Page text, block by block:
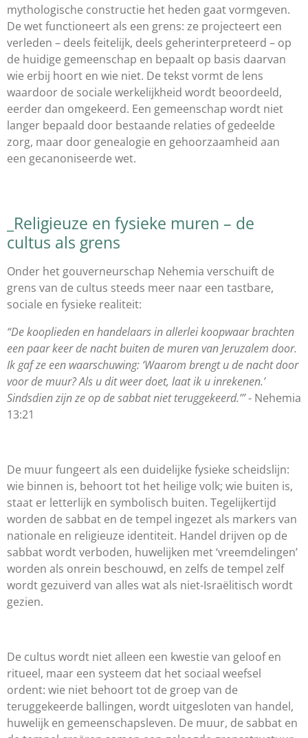
mythologische constructie het heden gaat vormgeven.
De wet functioneert als een grens: ze projecteert een
verleden – deels feitelijk, deels geherinterpreteerd – op
de huidige gemeenschap en bepaalt op basis daarvan
wie erbij hoort en wie niet. De tekst vormt de lens
waardoor de sociale werkelijkheid wordt beoordeeld,
eerder dan omgekeerd. Een gemeenschap wordt niet
langer bepaald door bestaande relaties of gedeelde
zorg, maar door genealogie en gehoorzaamheid aan
een gecanoniseerde wet.
_Religieuze en fysieke muren – de
cultus als grens
Onder het gouverneurschap Nehemia verschuift de
grens van de cultus steeds meer naar een tastbare,
sociale en fysieke realiteit:
“De kooplieden en handelaars in allerlei koopwaar brachten
een paar keer de nacht buiten de muren van Jeruzalem door.
Ik gaf ze een waarschuwing: ‘Waarom brengt u de nacht door
voor de muur? Als u dit weer doet, laat ik u inrekenen.’
Sindsdien zijn ze op de sabbat niet teruggekeerd.’”- Nehemia
13:21
De muur fungeert als een duidelijke fysieke scheidslijn:
wie binnen is, behoort tot het heilige volk; wie buiten is,
staat er letterlijk en symbolisch buiten. Tegelijkertijd
worden de sabbat en de tempel ingezet als markers van
nationale en religieuze identiteit. Handel drijven op de
sabbat wordt verboden, huwelijken met ‘vreemdelingen’
worden als onrein beschouwd, en zelfs de tempel zelf
wordt gezuiverd van alles wat als niet-Israëlitisch wordt
gezien.
De cultus wordt niet alleen een kwestie van geloof en
ritueel, maar een systeem dat het sociaal weefsel
ordent: wie niet behoort tot de groep van de
teruggekeerde ballingen, wordt uitgesloten van handel,
huwelijk en gemeenschapsleven. De muur, de sabbat en